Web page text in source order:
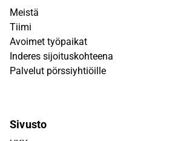
Meistä
Tiimi
Avoimet työpaikat
Inderes sijoituskohteena
Palvelut pörssiyhtiöille
Sivusto